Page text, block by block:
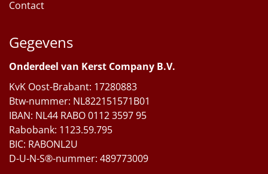
Contact
Gegevens
Onderdeel van Kerst Company B.V.
KvK Oost-Brabant: 17280883
Btw-nummer: NL822151571B01
IBAN: NL44 RABO 0112 3597 95
Rabobank: 1123.59.795
BIC: RABONL2U
D-U-N-S®-nummer: 489773009